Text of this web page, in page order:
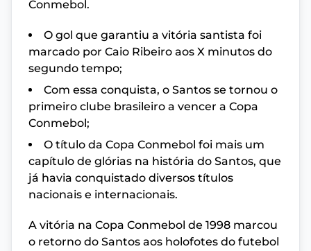
Conmebol.
O gol que garantiu a vitória santista foi
marcado por Caio Ribeiro aos X minutos do
segundo tempo;
Com essa conquista, o Santos se tornou o
primeiro clube brasileiro a vencer a Copa
Conmebol;
O título da Copa Conmebol foi mais um
capítulo de glórias na história do Santos, que
já havia conquistado diversos títulos
nacionais e internacionais.
A vitória na Copa Conmebol de 1998 marcou
o retorno do Santos aos holofotes do futebol